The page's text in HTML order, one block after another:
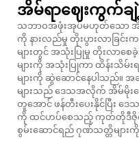
အိမ်ရာဈေးကွက်ခ
သဘာဝအဖုံးအုပ်မဟုတ်သော အိမ်မို
ကို နားလည်မှု တိုးပွားလာခြ
များတွင် အသုံးပြုမှု တိုးလာစေ
များကို အသုံးပြုကာ ထိန်းသိ
များကို ဆွဲဆောင်နေပါသည်။
များသည် ဒေသအလိုက် အိမ်မိုးခေ
တူအောင် ဖန်တီးပေးနိုင်ပြီး ဒ
ကို ထင်ဟပ်စေသည့် ကုတ်တိုဒီဇိုင်း
စွမ်းဆောင်ရည် ဂုဏ်သတ္တိမျာ